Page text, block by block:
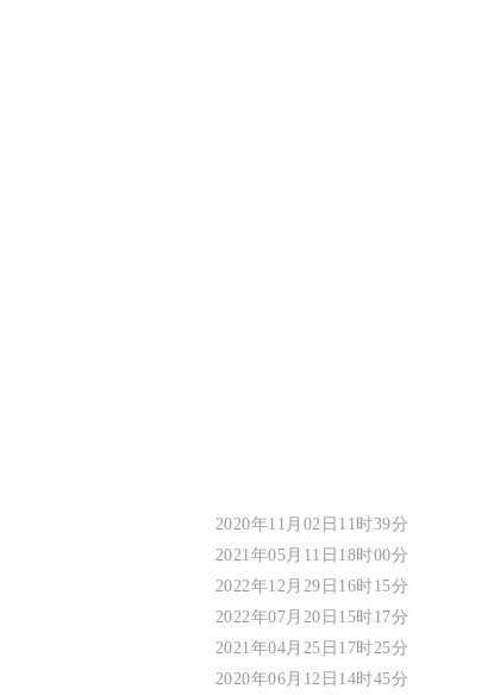
2020年11月02日11时39分
2021年05月11日18时00分
2022年12月29日16时15分
2022年07月20日15时17分
2021年04月25日17时25分
2020年06月12日14时45分